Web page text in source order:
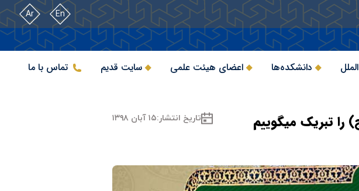
En
Ar
دانشکده‌ها اعضای هیئت علمی سایت قدیم تماس با ما
تبریک میگوییم تاریخ انتشار:۱۵ آبان ۱۳۹۸